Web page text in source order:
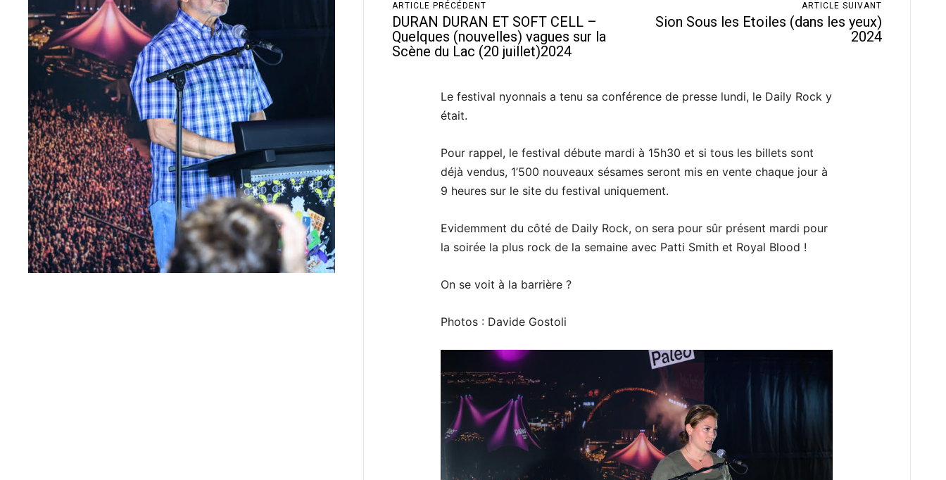
ARTICLE PRÉCÉDENT
DURAN DURAN ET SOFT CELL –
Quelques (nouvelles) vagues sur la
Scène du Lac (20 juillet)2024
ARTICLE SUIVANT
Sion Sous les Etoiles (dans les yeux)
2024
Le festival nyonnais a tenu sa conférence de presse lundi, le Daily Rock y
était.
Pour rappel, le festival débute mardi à 15h30 et si tous les billets sont
déjà vendus, 1’500 nouveaux sésames seront mis en vente chaque jour à
9 heures sur le site du festival uniquement.
Evidemment du côté de Daily Rock, on sera pour sûr présent mardi pour
la soirée la plus rock de la semaine avec Patti Smith et Royal Blood !
On se voit à la barrière ?
Photos : Davide Gostoli